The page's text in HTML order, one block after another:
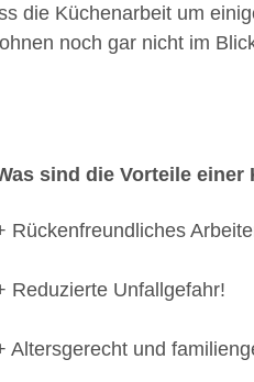
die Küchenarbeit um
noch gar nicht im
sind die Vorteile einer
Rückenfreundliches
Reduzierte Unfallgefahr!
Altersgerecht und